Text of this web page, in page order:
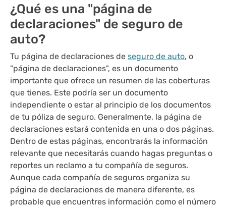
¿Qué es una "página de
declaraciones" de seguro de
auto?
Tu página de declaraciones de seguro de auto, o
"página de declaraciones", es un documento
importante que ofrece un resumen de las coberturas
que tienes. Este podría ser un documento
independiente o estar al principio de los documentos
de tu póliza de seguro. Generalmente, la página de
declaraciones estará contenida en una o dos páginas.
Dentro de estas páginas, encontrarás la información
relevante que necesitarás cuando hagas preguntas o
reportes un reclamo a tu compañía de seguros.
Aunque cada compañía de seguros organiza su
página de declaraciones de manera diferente, es
probable que encuentres información como el número